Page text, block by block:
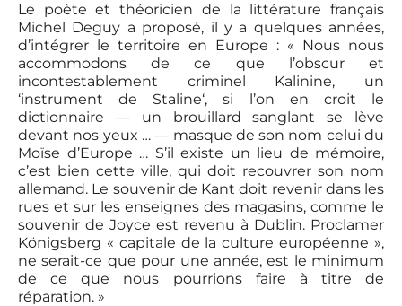
Le poète et théoricien de la littérature français
Michel Deguy a proposé, il y a quelques années,
d’intégrer le territoire en Europe : « Nous nous
accommodons de ce que l’obscur et
incontestablement criminel Kalinine, un
‘instrument de Staline‘, si l’on en croit le
dictionnaire — un brouillard sanglant se lève
devant nos yeux … — masque de son nom celui du
Moïse d’Europe … S’il existe un lieu de mémoire,
c’est bien cette ville, qui doit recouvrer son nom
allemand. Le souvenir de Kant doit revenir dans les
rues et sur les enseignes des magasins, comme le
souvenir de Joyce est revenu à Dublin. Proclamer
Königsberg « capitale de la culture européenne »,
ne serait-ce que pour une année, est le minimum
de ce que nous pourrions faire à titre de
réparation. »